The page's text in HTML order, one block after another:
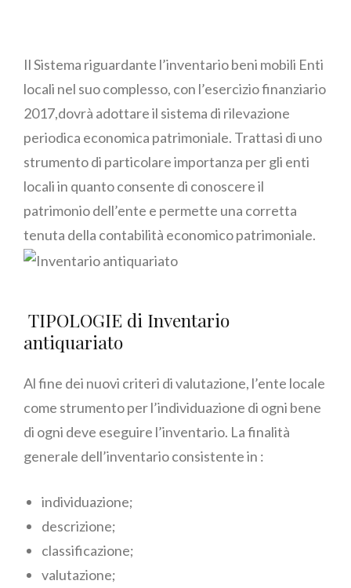
Il Sistema riguardante l’inventario beni mobili Enti
locali nel suo complesso, con l’esercizio finanziario
2017,dovrà adottare il sistema di rilevazione
periodica economica patrimoniale. Trattasi di uno
strumento di particolare importanza per gli enti
locali in quanto consente di conoscere il
patrimonio dell’ente e permette una corretta
tenuta della contabilità economico patrimoniale.
TIPOLOGIE di Inventario
antiquariato
Al fine dei nuovi criteri di valutazione, l’ente locale
come strumento per l’individuazione di ogni bene
di ogni deve eseguire l’inventario. La finalità
generale dell’inventario consistente in :
individuazione;
descrizione;
classificazione;
valutazione;